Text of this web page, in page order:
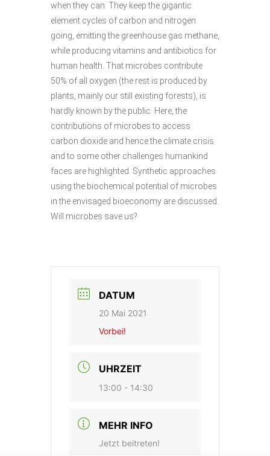
when they can. They keep the gigantic
element cycles of carbon and nitrogen
going, emitting the greenhouse gas methane,
while producing vitamins and antibiotics for
human health. That microbes contribute
50% of all oxygen (the rest is produced by
plants, mainly our still existing forests), is
hardly known by the public. Here, the
contributions of microbes to access
carbon dioxide and hence the climate crisis
and to some other challenges humankind
faces are highlighted. Synthetic approaches
using the biochemical potential of microbes
in the envisaged bioeconomy are discussed.
Will microbes save us?
DATUM
20 Mai 2021
Vorbei!
UHRZEIT
13:00 - 14:30
MEHR INFO
Jetzt beitreten!